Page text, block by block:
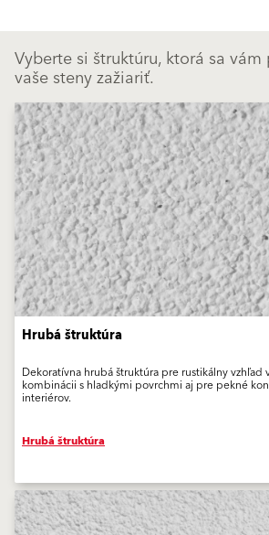
Vyberte si štruktúru, ktorá sa
vaše steny zažiariť.
Hrubá štruktúra
Dekoratívna hrubá štruktúra pre rustikálny vzhľad
kombinácii s hladkými povrchmi aj pre pekné
interiérov.
Hrubá štruktúra